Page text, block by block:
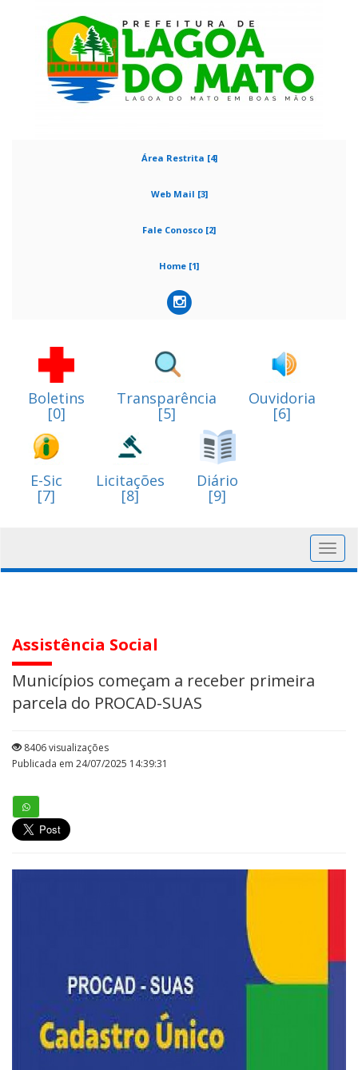
Área Restrita [4]
Web Mail [3]
Fale Conosco [2]
Home [1]
Boletins
[0]
Transparência
[5]
Ouvidoria
[6]
E-Sic
[7]
Licitações
[8]
Diário
[9]
Assistência Social
Municípios começam a receber primeira
parcela do PROCAD-SUAS
8406 visualizações
Publicada em 24/07/2025 14:39:31